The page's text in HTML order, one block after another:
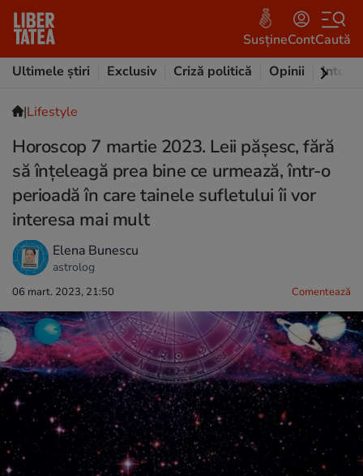
SusțineContCaută
Ultimele știri
Exclusiv Criză politică Opinii
|Lifestyle
Horoscop 7 martie 2023. Leii pășesc, fără
să înțeleagă prea bine ce urmează, într-o
perioadă în care tainele sufletului îi vor
interesa mai mult
Elena Bunescu
astrolog
06 mart. 2023, 21:50 Comentează